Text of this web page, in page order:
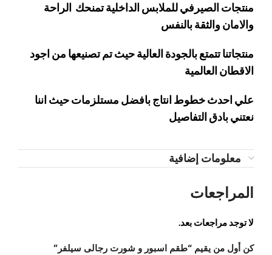
منتجات الصيرفي للملابس الداخلية تمنحك الراحة
والامان والثقة بالنفس
منتجاتنا تتمتع بالجودة العالية حيث تم تصنيعها من اجود
الاقطان العالمية
علي احدث خطوط انتاج بافضل مستلزمات حيث اننا
نعتني بادق التفاصيل
معلومات إضافية
المراجعات
لا توجد مراجعات بعد.
كن أول من يقيم “طقم اسبور و شورت رجالى سيلفر”